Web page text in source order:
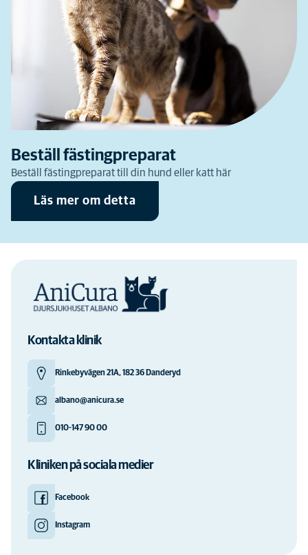
Beställ fästingpreparat
Beställ fästingpreparat till din hund eller katt här
Läs mer om detta
Kontakta klinik
Rinkebyvägen 21A, 182 36 Danderyd
albano@anicura.se
010-147 90 00
Kliniken på sociala medier
Facebook
Instagram